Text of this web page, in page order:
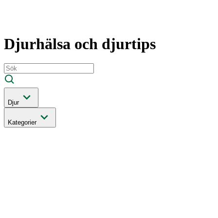
Djurhälsa och djurtips
Djur
Kategorier